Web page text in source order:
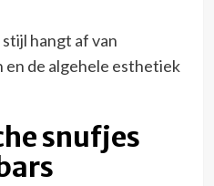
hangt af van
de algehele esthetiek
snufjes